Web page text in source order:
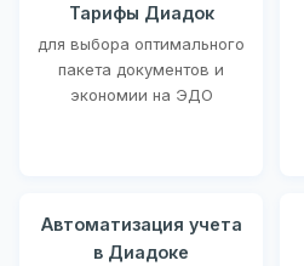
Тарифы Диадок
для выбора оптимального
пакета документов и
экономии на ЭДО
Автоматизация учета
в Диадоке